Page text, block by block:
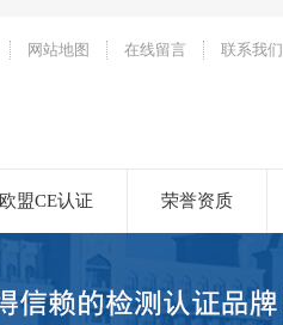
网站地图 在线留言 联系我们
欧盟CE认证 荣誉资质